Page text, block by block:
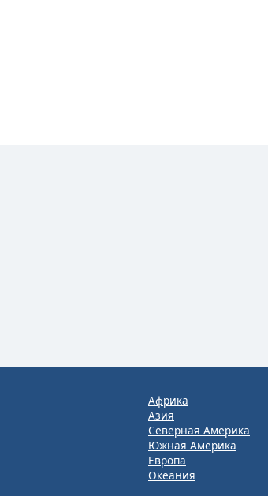
Африка
Азия
Северная Америка
Южная Америка
Европа
Океания